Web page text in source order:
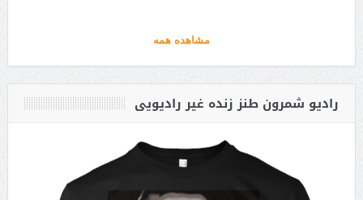
مشاهده همه
رادیو شمرون طنز زنده غیر رادیویی